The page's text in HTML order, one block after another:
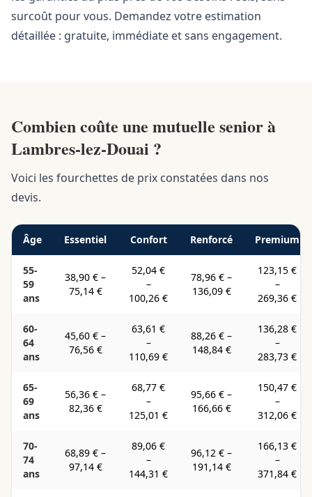
surcoût pour vous. Demandez votre estimation
détaillée : gratuite, immédiate et sans engagement.
Combien coûte une mutuelle senior à
Lambres-lez-Douai ?
Voici les fourchettes de prix constatées dans nos
devis.
Âge Essentiel Confort Renforcé Premium
55-
59
ans
38,90 € –
75,14 €
52,04 €
–
100,26 €
78,96 € –
136,09 €
123,15 €
–
269,36 €
60-
64
ans
45,60 € –
76,56 €
63,61 €
–
110,69 €
88,26 € –
148,84 €
136,28 €
–
283,73 €
65-
69
ans
56,36 € –
82,36 €
68,77 €
–
125,01 €
95,66 € –
166,66 €
150,47 €
–
312,06 €
70-
74
ans
68,89 € –
97,14 €
89,06 €
–
144,31 €
96,12 € –
191,14 €
166,13 €
–
371,84 €